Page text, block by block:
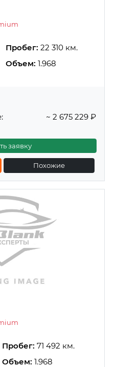
Пробег: 22 310 км.
Объем: 1.968
~ 2 675 229 ₽
заявку
Похожие
Пробег: 71 492 км.
Объем: 1.968